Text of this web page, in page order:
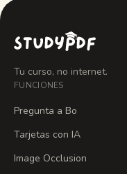
Tu curso, no internet.
FUNCIONES
Pregunta a Bo
Tarjetas con IA
Image Occlusion